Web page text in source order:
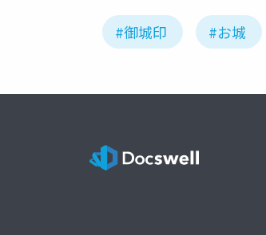
#御城印 #お城